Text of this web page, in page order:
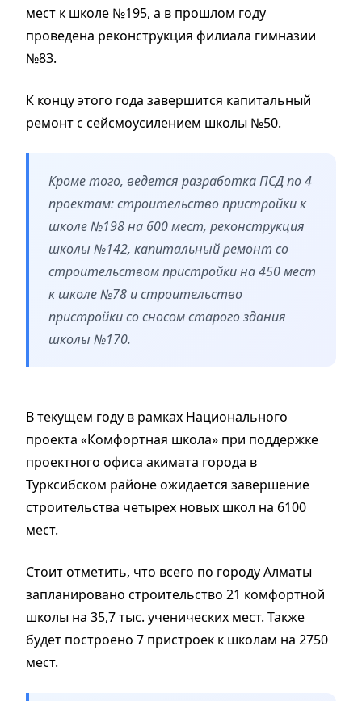
мест к школе №195, а в прошлом году
проведена реконструкция филиала гимназии
№83.
К концу этого года завершится капитальный
ремонт с сейсмоусилением школы №50.
Кроме того, ведется разработка ПСД по 4
проектам: строительство пристройки к
школе №198 на 600 мест, реконструкция
школы №142, капитальный ремонт со
строительством пристройки на 450 мест
к школе №78 и строительство
пристройки со сносом старого здания
школы №170.
В текущем году в рамках Национального
проекта «Комфортная школа» при поддержке
проектного офиса акимата города в
Турксибском районе ожидается завершение
строительства четырех новых школ на 6100
мест.
Стоит отметить, что всего по городу Алматы
запланировано строительство 21 комфортной
школы на 35,7 тыс. ученических мест. Также
будет построено 7 пристроек к школам на 2750
мест.